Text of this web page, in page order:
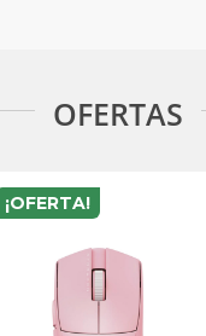
OFERTAS
¡OFERTA!